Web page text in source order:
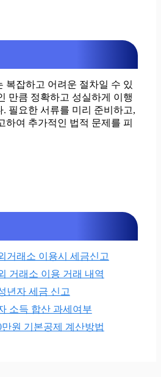
복잡하고 어려운 절차일 수 있
만큼 정확하고 성실하게 이행
필요한 서류를 미리 준비하고,
하여 추가적인 법적 문제를 피
거래소 이용시 세금신고
거래소 이용 거래 내역
년자 세금 신고
소득 합산 과세여부
원 기본공제 계산방법